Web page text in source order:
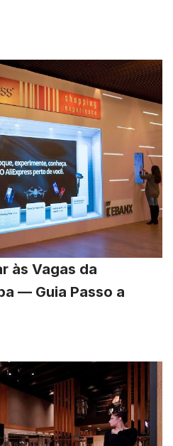
às Vagas da
— Guia Passo a